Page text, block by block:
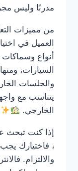
مدربًا وليس
من مميزات
العميل في
أنواع
السيارات،
والجلسات
يتناسب مع
الخارجي.
إذا كنت تبحث
، فاختيارك
والالتزام.